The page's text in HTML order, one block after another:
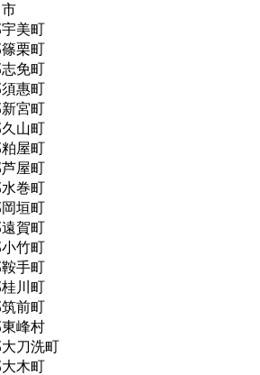
美町
栗町
免町
惠町
宮町
山町
屋町
屋町
巻町
垣町
賀町
竹町
手町
川町
前町
峰村
刀洗町
木町